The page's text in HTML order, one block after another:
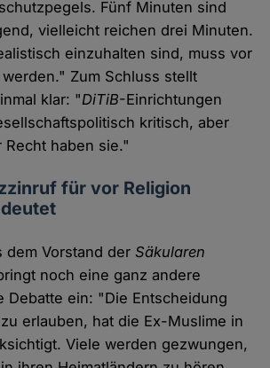
Fünf Minuten sind
vielleicht reichen drei Minuten.
einzuhalten sind, muss vor
Zum Schluss stellt
klar: "DiTiB-Einrichtungen
kritisch, aber
haben sie."
für vor Religion
dem Vorstand derSäkularen
noch eine ganz andere
Debatte ein: "Die Entscheidung
erlauben, hat die Ex-Muslime in
Viele werden gezwungen,